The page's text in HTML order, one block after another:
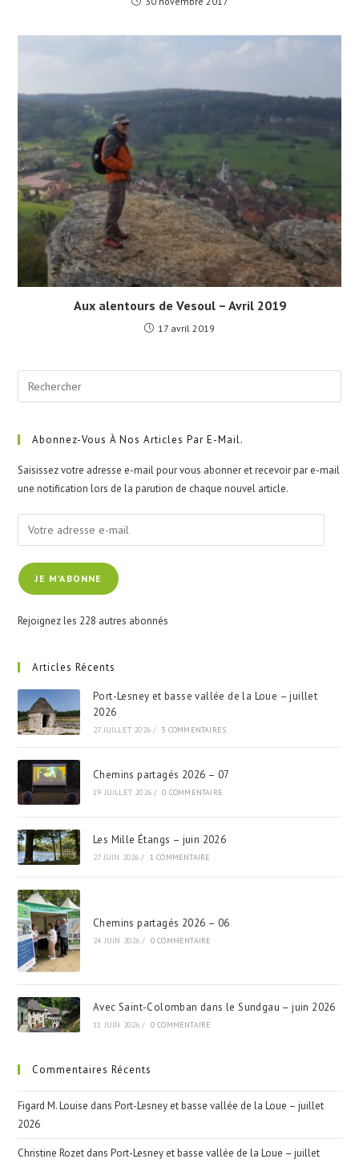
Aux alentours de Vesoul – Avril 2019
17 avril 2019
Abonnez-Vous À Nos Articles Par E-Mail.
Saisissez votre adresse e-mail pour vous abonner et recevoir par e-mail
une notification lors de la parution de chaque nouvel article.
Votre
adresse
e-
mailJE M'ABONNE
Rejoignez les 228 autres abonnés
Articles Récents
Port-Lesney et basse vallée de la Loue – juillet
2026
27 JUILLET 2026 / 3 COMMENTAIRES
Chemins partagés 2026 – 07
19 JUILLET 2026 / 0 COMMENTAIRE
Les Mille Étangs – juin 2026
27 JUIN 2026 / 1 COMMENTAIRE
Chemins partagés 2026 – 06
24 JUIN 2026 / 0 COMMENTAIRE
Avec Saint-Colomban dans le Sundgau – juin 2026
11 JUIN 2026 / 0 COMMENTAIRE
Commentaires Récents
Figard M. Louise dansPort-Lesney et basse vallée de la Loue – juillet
2026
Christine Rozet dansPort-Lesney et basse vallée de la Loue – juillet